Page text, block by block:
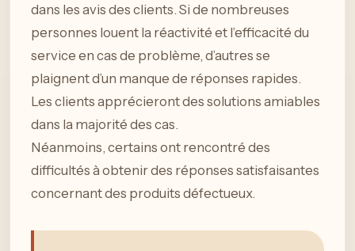
dans les avis des clients. Si de nombreuses
personnes louent la réactivité et l’efficacité du
service en cas de problème, d’autres se
plaignent d’un manque de réponses rapides.
Les clients apprécieront des solutions amiables
dans la majorité des cas.
Néanmoins, certains ont rencontré des
difficultés à obtenir des réponses satisfaisantes
concernant des produits défectueux.